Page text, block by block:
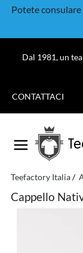
Potete
Dal 1981, un
CONTATTACI
Teefactory Italia
Cappello